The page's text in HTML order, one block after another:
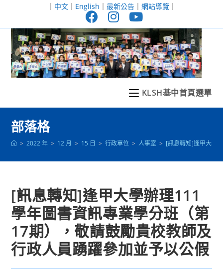
至
｜ 中文｜ English ｜ 最新公告｜ 網站導覽｜
KLSH基中首頁選單
部落格
> 2022 年 > 12 月 > 15 日 > 行政單位 > 人事室 > [訊息轉知]逢甲大學
[訊息轉知]逢甲大學辦理111
學年圖書資訊專業學分班（第
17期），敬請鼓勵貴校教師及
行政人員踴躍參加並予以公假